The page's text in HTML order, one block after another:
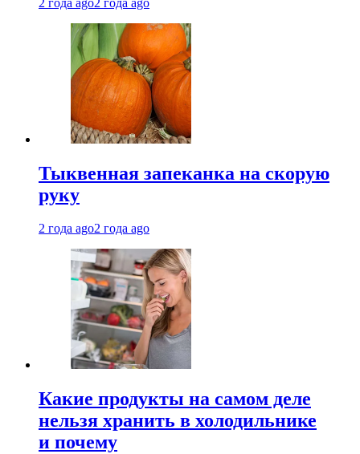
Тыквенная запеканка на скорую
руку
2 года ago2 года ago
Какие продукты на самом деле
нельзя хранить в холодильнике
и почему